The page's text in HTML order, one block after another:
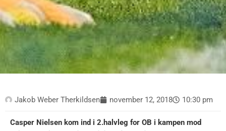
Jakob Weber Therkildsen november 12, 2018 10:30 pm
Casper Nielsen kom ind i 2.halvleg for OB i kampen mod